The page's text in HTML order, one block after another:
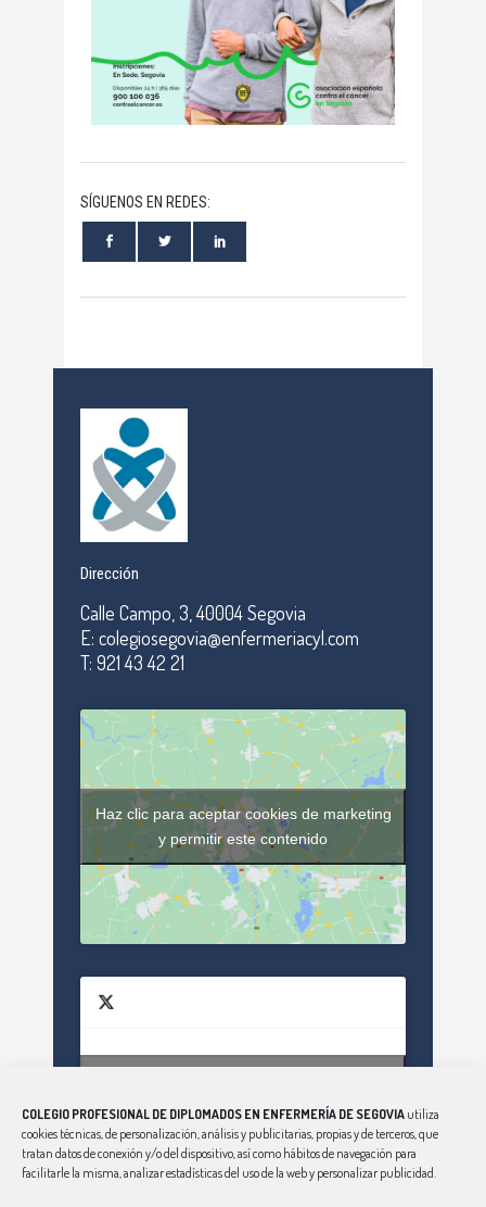
COLEGIO PROFESIONAL DE DIPLOMADOS EN ENFERMERÍA DE SEGOVIA utiliza
cookies técnicas, de personalización, análisis y publicitarias, propias y de terceros, que
tratan datos de conexión y/o del dispositivo, así como hábitos de navegación para
facilitarle la misma, analizar estadísticas del uso de la web y personalizar publicidad.
SÍGUENOS EN REDES:
Dirección
Calle Campo, 3, 40004 Segovia
E: colegiosegovia@enfermeriacyl.com
T: 921 43 42 21
Haz clic para aceptar cookies de marketing
y permitir este contenido
y permitir este contenido